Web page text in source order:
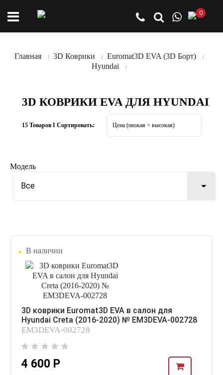
0
Главная 3D Коврики
Euromat3D EVA (3D Борт)
Hyundai
3D КОВРИКИ EVA ДЛЯ HYUNDAI
15 Товаров I Сортировать:
Модель
Все
В наличии
3D коврики Euromat3D EVA в салон для
Hyundai Creta (2016-2020) № EM3DEVA-002728
EM3DEVA-002728
4 600 Р